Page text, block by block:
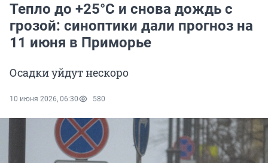
Тепло до +25°С и снова дождь с
грозой: синоптики дали прогноз на
11 июня в Приморье
Осадки уйдут нескоро
10 июня 2026, 06:30 580